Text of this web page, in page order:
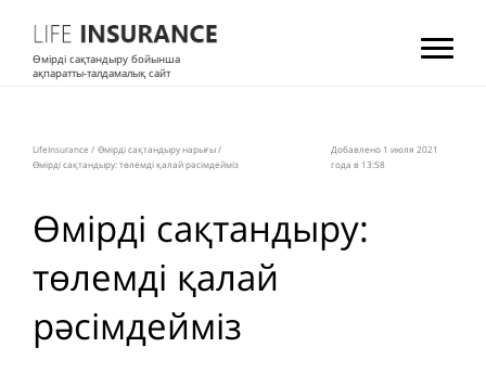
Өмірді сақтандыру бойынша
ақпаратты-талдамалық сайт
LifeInsurance / Өмірді сақтандыру нарығы/
Өмірді сақтандыру: төлемді қалай рәсімдейміз
Добавлено 1 июля 2021
года в 13:58
Өмірді сақтандыру:
төлемді қалай
рәсімдейміз